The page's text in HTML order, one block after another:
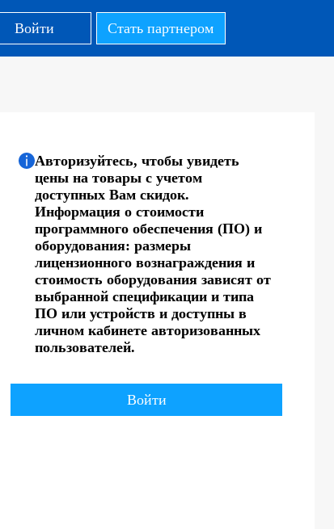
Войти Стать партнером
Авторизуйтесь, чтобы увидеть
цены на товары с учетом
доступных Вам скидок.
Информация о стоимости
программного обеспечения (ПО) и
оборудования: размеры
лицензионного вознаграждения и
стоимость оборудования зависят от
выбранной спецификации и типа
ПО или устройств и доступны в
личном кабинете авторизованных
пользователей.
Войти